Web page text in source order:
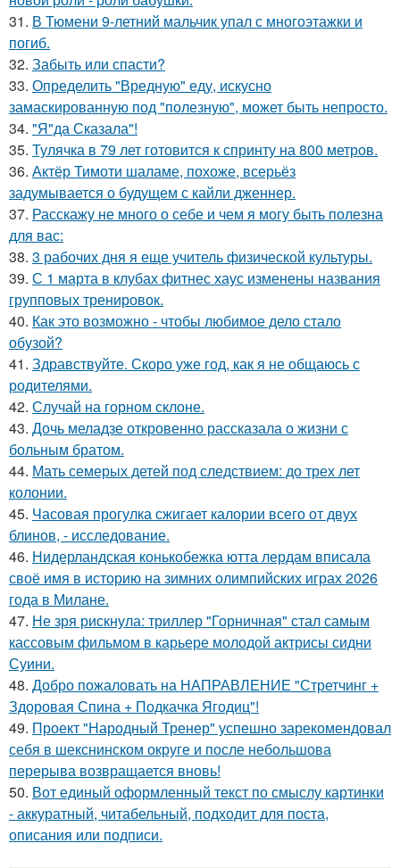
31. В Тюмени 9-летний мальчик упал с многоэтажки и
погиб.
32. Забыть или спасти?
33. Определить "Вредную" еду, искусно
замаскированную под "полезную", может быть непросто.
34. "Я"да Сказала"!
35. Тулячка в 79 лет готовится к спринту на 800 метров.
36. Актёр Тимоти шаламе, похоже, всерьёз
задумывается о будущем с кайли дженнер.
37. Расскажу не много о себе и чем я могу быть полезна
для вас:
38. 3 рабочих дня я еще учитель физической культуры.
39. С 1 марта в клубах фитнес хаус изменены названия
групповых тренировок.
40. Как это возможно - чтобы любимое дело стало
обузой?
41. Здравствуйте. Скоро уже год, как я не общаюсь с
родителями.
42. Случай на горном склоне.
43. Дочь меладзе откровенно рассказала о жизни с
больным братом.
44. Мать семерых детей под следствием: до трех лет
колонии.
45. Часовая прогулка сжигает калории всего от двух
блинов, - исследование.
46. Нидерландская конькобежка ютта лердам вписала
своё имя в историю на зимних олимпийских играх 2026
года в Милане.
47. Не зря рискнула: триллер "Горничная" стал самым
кассовым фильмом в карьере молодой актрисы сидни
Суини.
48. Добро пожаловать на НАПРАВЛЕНИЕ "Стретчинг +
Здоровая Спина + Подкачка Ягодиц"!
49. Проект "Народный Тренер" успешно зарекомендовал
себя в шекснинском округе и после небольшова
перерыва возвращается вновь!
50. Вот единый оформленный текст по смыслу картинки
- аккуратный, читабельный, подходит для поста,
описания или подписи.